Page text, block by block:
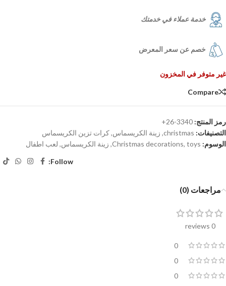
خدمة عملاء في خدمتك
خصم عن سعر المعرض
غير متوفر في المخزون
Compare
رمز المنتج: 3340-26+
التصنيفات: christmas
, زينة الكريسماس,كرات تزين الكريسماس
الوسوم:
Christmas decorations, toys
, زينة الكريسماس, لعب اطفال
Follow:
مراجعات (0)
0 reviews
0
0
0